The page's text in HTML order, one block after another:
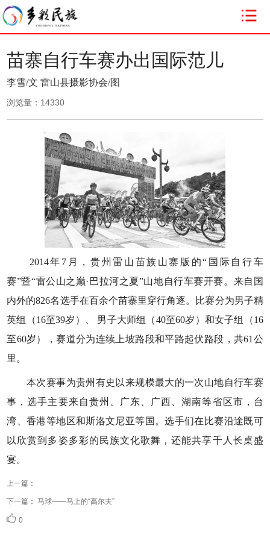
苗寨自行车赛办出国际范儿
李雪/文 雷山县摄影协会/图
浏览量： 14330
2014年7月，贵州雷山苗族山寨版的“国际自行车
赛”暨“雷公山之巅·巴拉河之夏”山地自行车赛开赛。来自国
内外的826名选手在百余个苗寨里穿行角逐。比赛分为男子精
英组（16至39岁）、 男子大师组（40至60岁）和女子组（16
至60岁），赛道分为连续上坡路段和平路起伏路段，共61公
里。
本次赛事为贵州有史以来规模最大的一次山地自行车赛
事，选手主要来自贵州、广东、广西、湖南等省区市，台
湾、香港等地区和斯洛文尼亚等国。选手们在比赛沿途既可
以欣赏到多姿多彩的民族文化歌舞，还能共享千人长桌盛
宴。
上一篇：
下一篇：马球——马上的“高尔夫”
0